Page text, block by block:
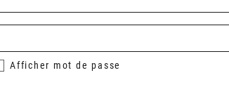
Afficher mot de passe